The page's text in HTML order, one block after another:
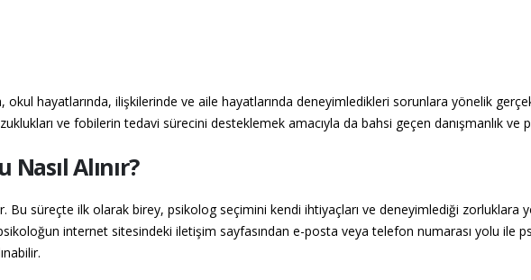
okul hayatlarında, ilişkilerinde ve aile hayatlarında deneyimledikleri sorunlara yönelik
ve fobilerin tedavi sürecini desteklemek amacıyla da bahsi geçen danışmanlık
Alınır?
Bu süreçte ilk olarak birey, psikolog seçimini kendi ihtiyaçları ve deneyimlediği zorluklara
internet sitesindeki iletişim sayfasından e-posta veya telefon numarası yolu ile